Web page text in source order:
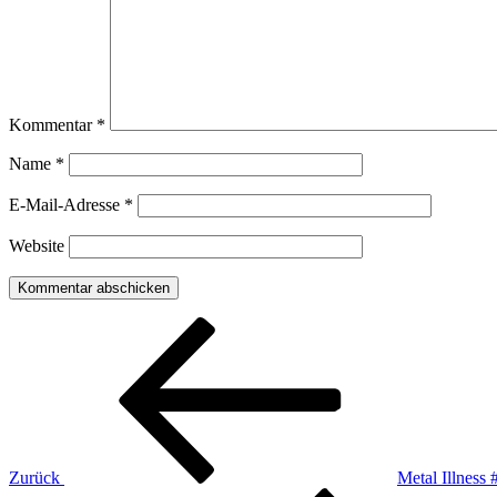
Kommentar *
Name *
E-Mail-Adresse *
Website
Beitragsnavigation
Zurück
Metal Illness